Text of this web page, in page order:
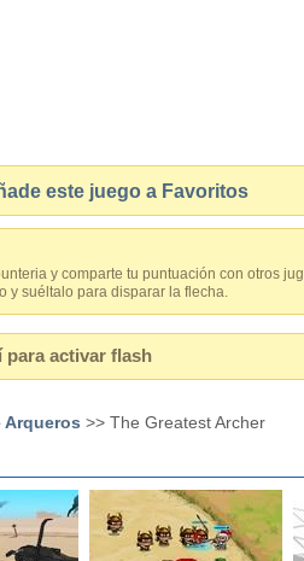
este juego a Favoritos
y comparte tu puntuación con otros
y suéltalo para disparar la flecha.
para activar flash
Arqueros >> The Greatest Archer